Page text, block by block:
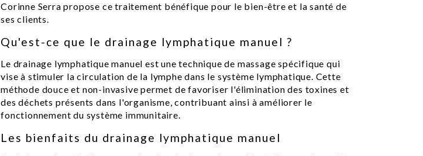
Corinne Serra propose ce traitement bénéfique pour le bien-être et la santé de
ses clients.
Qu'est-ce que le drainage lymphatique manuel ?
Le drainage lymphatique manuel est une technique de massage spécifique qui
vise à stimuler la circulation de la lymphe dans le système lymphatique. Cette
méthode douce et non-invasive permet de favoriser l'élimination des toxines et
des déchets présents dans l'organisme, contribuant ainsi à améliorer le
fonctionnement du système immunitaire.
Les bienfaits du drainage lymphatique manuel